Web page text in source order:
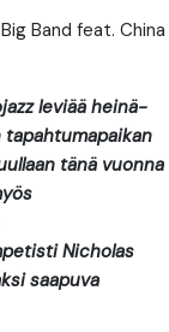
Band feat. China
leviää heinä-
tänä vuonna
Nicholas
saapuva